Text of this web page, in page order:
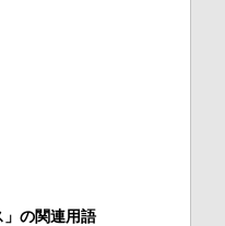
」の関連用語